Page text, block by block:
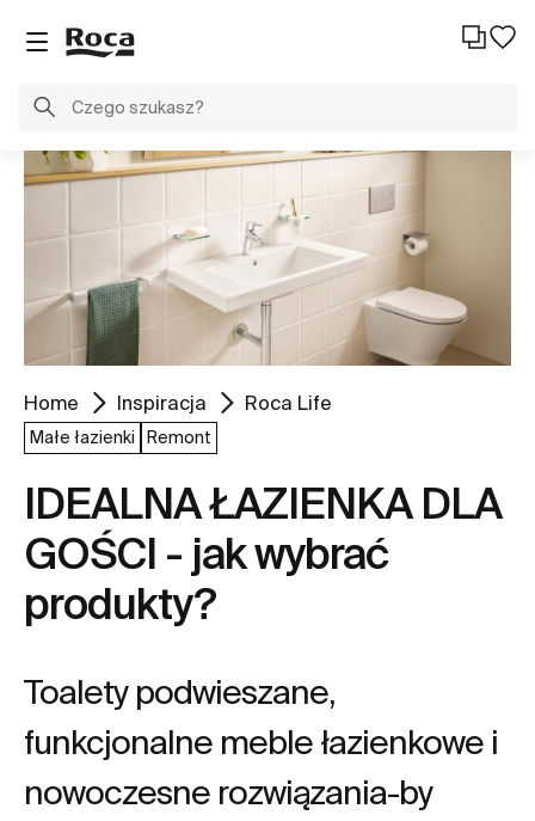
Home Inspiracja Roca Life
Małe łazienki Remont
IDEALNA ŁAZIENKA DLA
GOŚCI - jak wybrać
produkty?
Toalety podwieszane,
funkcjonalne meble łazienkowe i
nowoczesne rozwiązania-by